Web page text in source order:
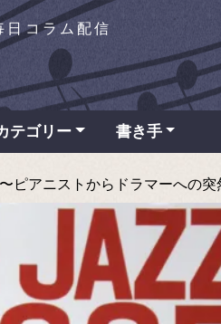
日コラム配信
テゴリー 書き手
ピアニストからドラマーへの